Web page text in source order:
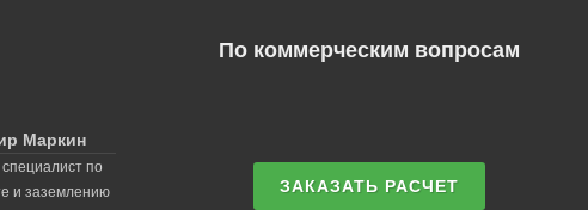
Маркин
по
и заземлению
По коммерческим вопросам
ЗАКАЗАТЬ РАСЧЕТ